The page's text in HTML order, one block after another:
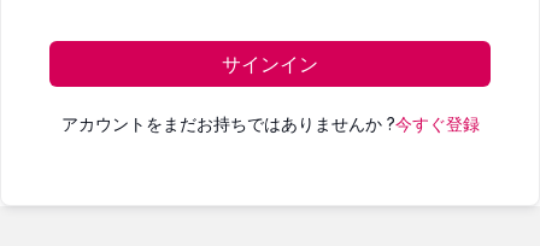
サインイン
アカウントをまだお持ちではありませんか ?今すぐ登録